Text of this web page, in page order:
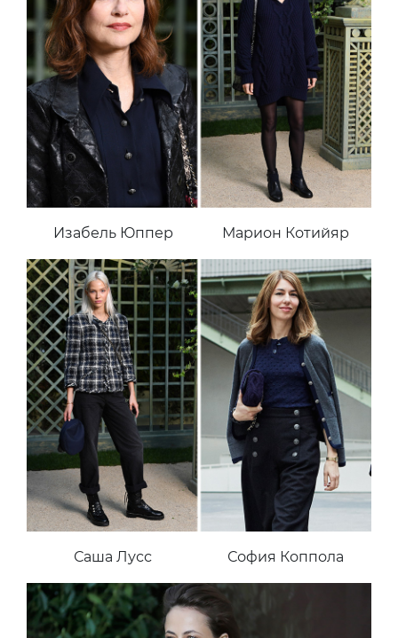
Изабель Юппер Марион Котийяр
Саша Лусс София Коппола